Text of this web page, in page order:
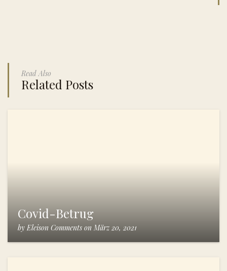
Read Also
Related Posts
Covid-Betrug
by Eleison Comments on März 20, 2021